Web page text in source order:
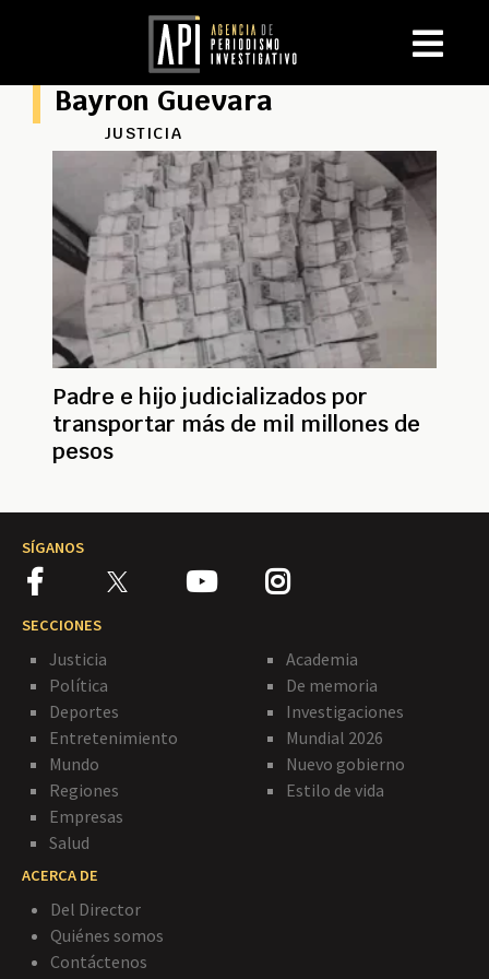
Bayron Guevara
JUSTICIA
Padre e hijo judicializados por
transportar más de mil millones de
pesos
SÍGANOS
SECCIONES
Justicia
Política
Deportes
Entretenimiento
Mundo
Regiones
Empresas
Salud
Academia
De memoria
Investigaciones
Mundial 2026
Nuevo gobierno
Estilo de vida
ACERCA DE
Del Director
Quiénes somos
Contáctenos